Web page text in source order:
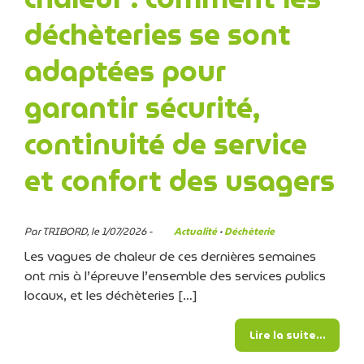
déchèteries se sont
adaptées pour
garantir sécurité,
continuité de service
et confort des usagers
Par TRIBORD, le 1/07/2026 - Actualité·Déchèterie
Les vagues de chaleur de ces dernières semaines
ont mis à l’épreuve l’ensemble des services publics
locaux, et les déchèteries […]
Lire la suite…from